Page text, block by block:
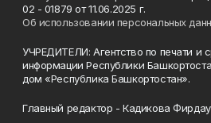
02 - 01879 от 11.06.2025 г.
Об использовании персональных
УЧРЕДИТЕЛИ: Агентство по печати и
информации Республики
дом «Республика Башкортостан».
Главный редактор - Кадикова